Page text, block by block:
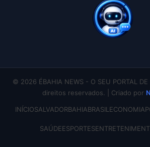
© 2026 ÉBAHIA NEWS - O SEU PORTAL
direitos reservados. | Criado por
INÍCIOSALVADORBAHIABRASILECONOMIA
SAÚDEESPORTES